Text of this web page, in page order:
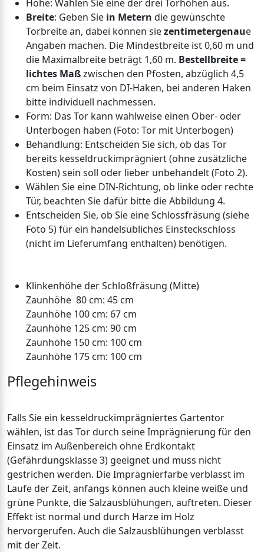
Höhe: Wählen Sie eine der drei Torhöhen aus.
Breite: Geben Sie in Metern die gewünschte
Torbreite an, dabei können siezentimetergenaue
Angaben machen. Die Mindestbreite ist 0,60 m und
die Maximalbreite beträgt 1,60 m. Bestellbreite =
lichtes Maßzwischen den Pfosten, abzüglich 4,5
cm beim Einsatz von DI-Haken, bei anderen Haken
bitte individuell nachmessen.
Form: Das Tor kann wahlweise einen Ober- oder
Unterbogen haben (Foto: Tor mit Unterbogen)
Behandlung: Entscheiden Sie sich, ob das Tor
bereits kesseldruckimprägniert (ohne zusätzliche
Kosten) sein soll oder lieber unbehandelt (Foto 2).
Wählen Sie eine DIN-Richtung, ob linke oder rechte
Tür, beachten Sie dafür bitte die Abbildung 4.
Entscheiden Sie, ob Sie eine Schlossfräsung (siehe
Foto 5) für ein handelsübliches Einsteckschloss
(nicht im Lieferumfang enthalten) benötigen.
Klinkenhöhe der Schloßfräsung (Mitte)
Zaunhöhe 80 cm: 45 cm
Zaunhöhe 100 cm: 67 cm
Zaunhöhe 125 cm: 90 cm
Zaunhöhe 150 cm: 100 cm
Zaunhöhe 175 cm: 100 cm
Pflegehinweis
Falls Sie ein kesseldruckimprägniertes Gartentor
wählen, ist das Tor durch seine Imprägnierung für den
Einsatz im Außenbereich ohne Erdkontakt
(Gefährdungsklasse 3) geeignet und muss nicht
gestrichen werden. Die Imprägnierfarbe verblasst im
Laufe der Zeit, anfangs können auch kleine weiße und
grüne Punkte, die Salzausblühungen, auftreten. Dieser
Effekt ist normal und durch Harze im Holz
hervorgerufen. Auch die Salzausblühungen verblasst
mit der Zeit.